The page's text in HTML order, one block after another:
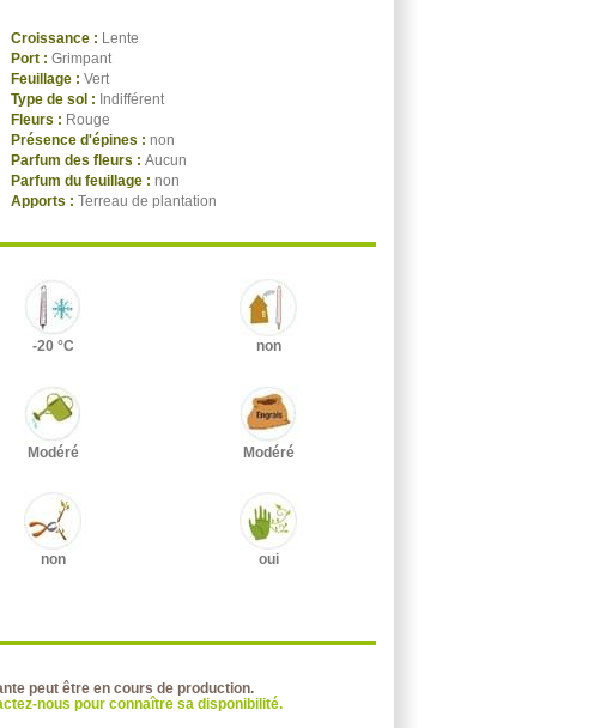
Croissance : Lente
Port : Grimpant
Feuillage : Vert
Type de sol : Indifférent
Fleurs : Rouge
Présence d'épines : non
Parfum des fleurs : Aucun
Parfum du feuillage : non
Apports : Terreau de plantation
-20 °C non
Modéré Modéré
non oui
peut être en cours de production.
nous pour connaître sa disponibilité.